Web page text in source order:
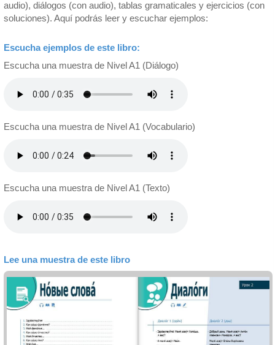
audio), diálogos (con audio), tablas gramaticales y ejercicios (con
soluciones). Aquí podrás leer y escuchar ejemplos:
Escucha ejemplos de este libro:
Escucha una muestra de Nivel A1 (Diálogo)
Escucha una muestra de Nivel A1 (Vocabulario)
Escucha una muestra de Nivel A1 (Texto)
Lee una muestra de este libro